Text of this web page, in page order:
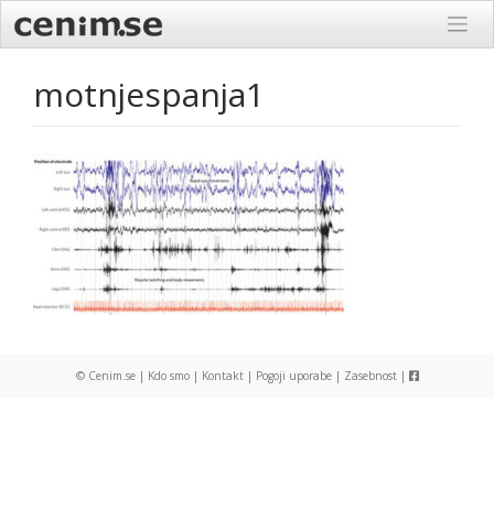
content
motnjespanja1
© Cenim.se | Kdo smo| Kontakt| Pogoji uporabe| Zasebnost|